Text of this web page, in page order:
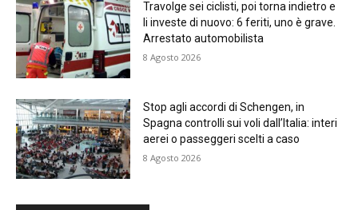
Travolge sei ciclisti, poi torna indietro e
li investe di nuovo: 6 feriti, uno è grave.
Arrestato automobilista
8 Agosto 2026
Stop agli accordi di Schengen, in
Spagna controlli sui voli dall’Italia: interi
aerei o passeggeri scelti a caso
8 Agosto 2026